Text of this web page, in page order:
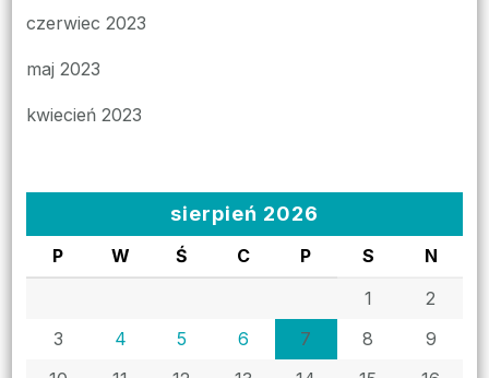
czerwiec 2023
maj 2023
kwiecień 2023
sierpień 2026
P W Ś C P S
N
1
2
3
4 5 6 7 8
9